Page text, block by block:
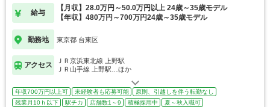
給与
【月収】28.0万円～50.0万円以上 24歳～35歳モデル
【年収】480万円～700万円24歳～35歳モデル
勤務地 東京都 台東区
アクセス
ＪＲ京浜東北線 上野駅
ＪＲ山手線 上野駅…ほか
年収700万円以上可 未経験者も応募可能
原則、引越しを伴う転勤なし
残業月10ｈ以下
駅チカ 店舗数1～9 積極採用中
夏～秋入職可